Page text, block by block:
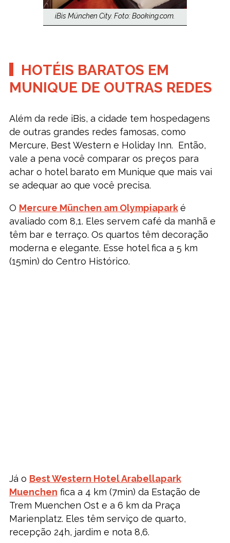
iBis München City. Foto: Booking.com.
HOTÉIS BARATOS EM
MUNIQUE DE OUTRAS REDES
Além da rede iBis, a cidade tem hospedagens
de outras grandes redes famosas, como
Mercure, Best Western e Holiday Inn. Então,
vale a pena você comparar os preços para
achar o hotel barato em Munique que mais vai
se adequar ao que você precisa.
O Mercure München am Olympiapark é
avaliado com 8,1. Eles servem café da manhã e
têm bar e terraço. Os quartos têm decoração
moderna e elegante. Esse hotel fica a 5 km
(15min) do Centro Histórico.
Já o Best Western Hotel Arabellapark
Muenchen fica a 4 km (7min) da Estação de
Trem Muenchen Ost e a 6 km da Praça
Marienplatz. Eles têm serviço de quarto,
recepção 24h, jardim e nota 8,6.